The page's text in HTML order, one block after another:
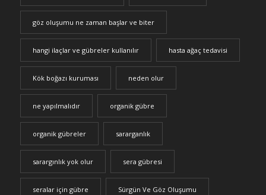
göz oluşumu ne zaman başlar ve biter
hangi ilaçlar ve gübreler kullanılır hasta ağaç tedavisi
Kök boğazı kuruması neden olur
ne yapılmalıdır organik gübre
organik gübreler sararganlık
sarargınlık yok olur sera gübresi
seralar için gübre Sürgün Ve Göz Oluşumu